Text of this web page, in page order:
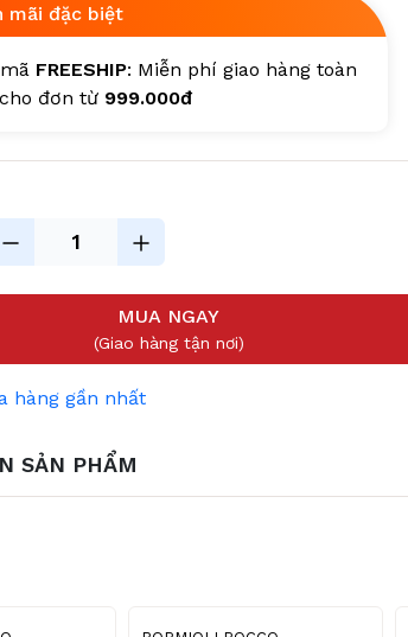
mãi đặc biệt
FREESHIP: Miễn phí giao hàng toàn
đơn từ 999.000đ
MUA NGAY
(Giao hàng tận nơi)
hàng gần nhất
SẢN PHẨM